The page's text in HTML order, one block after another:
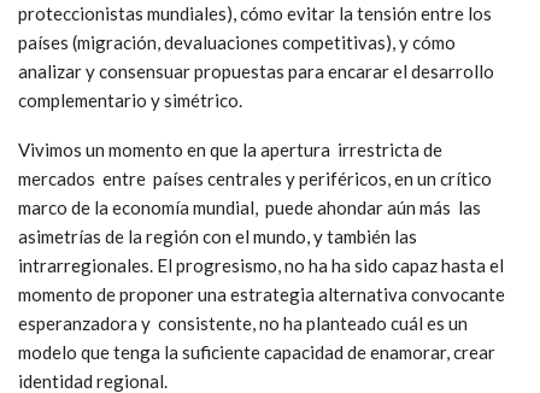
proteccionistas mundiales), cómo evitar la tensión entre los
países (migración, devaluaciones competitivas), y cómo
analizar y consensuar propuestas para encarar el desarrollo
complementario y simétrico.
Vivimos un momento en que la apertura irrestricta de
mercados entre países centrales y periféricos, en un crítico
marco de la economía mundial, puede ahondar aún más las
asimetrías de la región con el mundo, y también las
intrarregionales. El progresismo, no ha ha sido capaz hasta el
momento de proponer una estrategia alternativa convocante
esperanzadora y consistente, no ha planteado cuál es un
modelo que tenga la suficiente capacidad de enamorar, crear
identidad regional.